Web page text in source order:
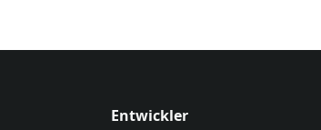
Entwickler